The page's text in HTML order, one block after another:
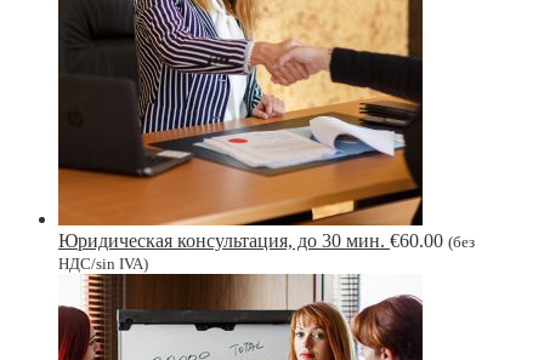
Юридическая консультация, до 30 мин. €60.00 (без
НДС/sin IVA)